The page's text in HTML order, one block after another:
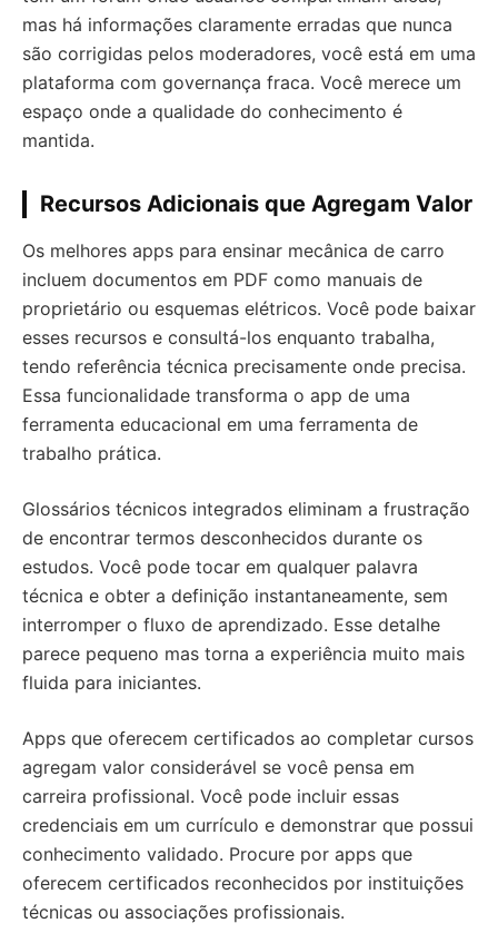
mas há informações claramente erradas que nunca
são corrigidas pelos moderadores, você está em uma
plataforma com governança fraca. Você merece um
espaço onde a qualidade do conhecimento é
mantida.
Recursos Adicionais que Agregam Valor
Os melhores apps para ensinar mecânica de carro
incluem documentos em PDF como manuais de
proprietário ou esquemas elétricos. Você pode baixar
esses recursos e consultá-los enquanto trabalha,
tendo referência técnica precisamente onde precisa.
Essa funcionalidade transforma o app de uma
ferramenta educacional em uma ferramenta de
trabalho prática.
Glossários técnicos integrados eliminam a frustração
de encontrar termos desconhecidos durante os
estudos. Você pode tocar em qualquer palavra
técnica e obter a definição instantaneamente, sem
interromper o fluxo de aprendizado. Esse detalhe
parece pequeno mas torna a experiência muito mais
fluida para iniciantes.
Apps que oferecem certificados ao completar cursos
agregam valor considerável se você pensa em
carreira profissional. Você pode incluir essas
credenciais em um currículo e demonstrar que possui
conhecimento validado. Procure por apps que
oferecem certificados reconhecidos por instituições
técnicas ou associações profissionais.